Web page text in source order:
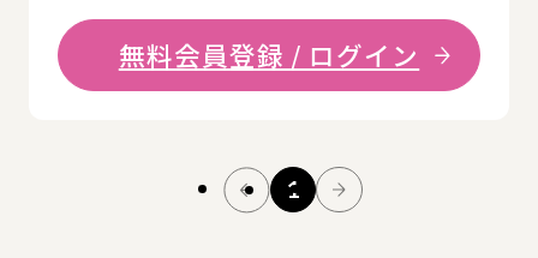
無料会員登録 / ログイン
1